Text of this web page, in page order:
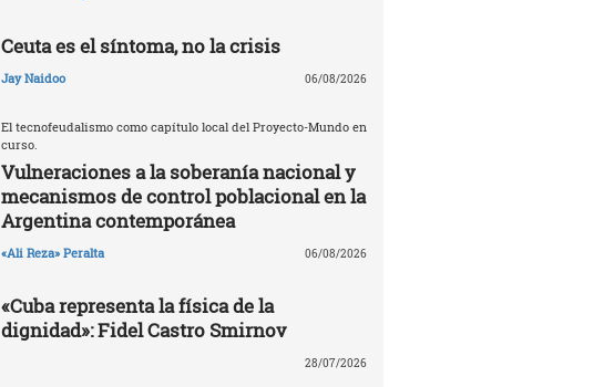
Ceuta es el síntoma, no la crisis
Jay Naidoo 06/08/2026
El tecnofeudalismo como capítulo local del Proyecto-Mundo en
curso.
Vulneraciones a la soberanía nacional y
mecanismos de control poblacional en la
Argentina contemporánea
«Ali Reza» Peralta 06/08/2026
«Cuba representa la física de la
dignidad»: Fidel Castro Smirnov
28/07/2026